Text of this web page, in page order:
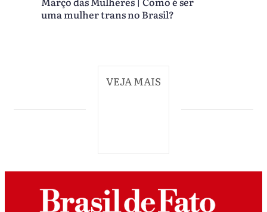
uma mulher trans no Brasil?
VEJA MAIS